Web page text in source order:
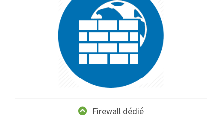
Firewall dédié